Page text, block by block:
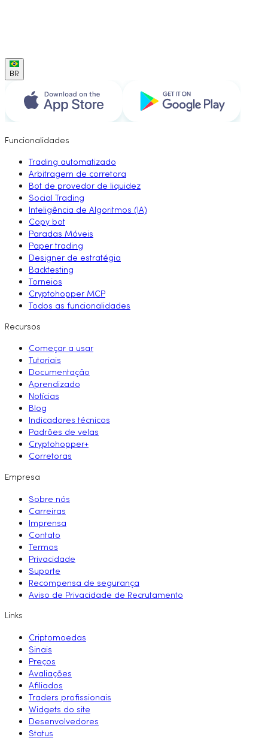
BR
Funcionalidades
Trading automatizado
Arbitragem de corretora
Bot de provedor de liquidez
Social Trading
Inteligência de Algoritmos (IA)
Copy bot
Paradas Móveis
Paper trading
Designer de estratégia
Backtesting
Torneios
Cryptohopper MCP
Todos as funcionalidades
Recursos
Começar a usar
Tutoriais
Documentação
Aprendizado
Notícias
Blog
Indicadores técnicos
Padrões de velas
Cryptohopper+
Corretoras
Empresa
Sobre nós
Carreiras
Imprensa
Contato
Termos
Privacidade
Suporte
Recompensa de segurança
Aviso de Privacidade de Recrutamento
Links
Criptomoedas
Sinais
Preços
Avaliações
Afiliados
Traders profissionais
Widgets do site
Desenvolvedores
Status